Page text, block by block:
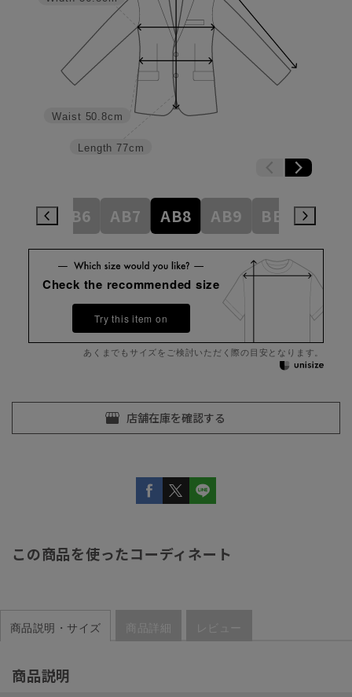
Length 77cm
Waist 50.8cm
AB6 AB7 AB8 AB9 BE3
Check the recommended size
Try this item on
あくまでもサイズをご検討いただく際の目安となります。
この商品を使ったコーディネート
商品説明・サイズ 商品詳細 レビュー
商品説明